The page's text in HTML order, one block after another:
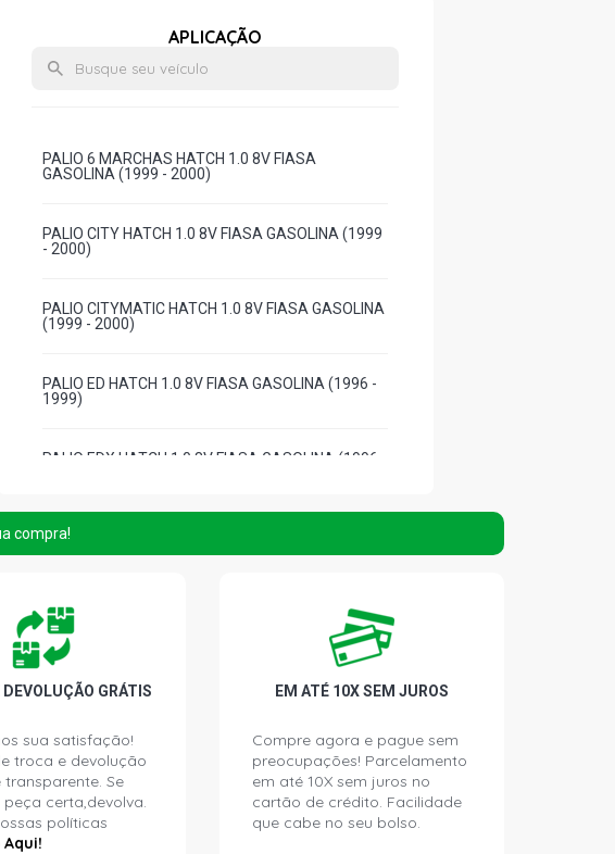
APLICAÇÃO
PALIO 6 MARCHAS HATCH 1.0 8V FIASA
GASOLINA (1999 - 2000)
PALIO CITY HATCH 1.0 8V FIASA GASOLINA (1999
- 2000)
PALIO CITYMATIC HATCH 1.0 8V FIASA GASOLINA
(1999 - 2000)
PALIO ED HATCH 1.0 8V FIASA GASOLINA (1996 -
1999)
PALIO EDX HATCH 1.0 8V FIASA GASOLINA (1996 -
PALIO ELX HATCH 1.0 8V FIASA GASOLINA (1996 -
PALIO EX HATCH 1.0 8V FIASA GASOLINA (1998 -
2000)
PALIO YOUNG HATCH 1.0 8V FIASA GASOLINA
(2000 - 2002)
PALIO ELX HATCH 1.3 16V FIRE GASOLINA (2000 -
PALIO EX HATCH 1.3 16V FIRE GASOLINA (2000 -
compra!
DEVOLUÇÃO GRÁTIS
sua satisfação!
troca e devolução
transparente. Se
certa,devolva.
políticas
EM ATÉ 10X SEM JUROS
Compre agora e pague sem
preocupações! Parcelamento
em até 10X sem juros no
cartão de crédito. Facilidade
que cabe no seu bolso.